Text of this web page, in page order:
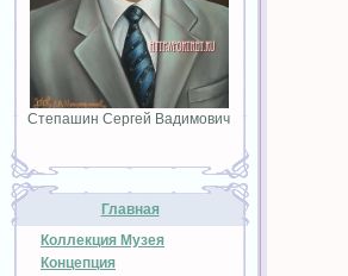
Степашин Сергей Вадимович
Главная
Коллекция Музея
Концепция